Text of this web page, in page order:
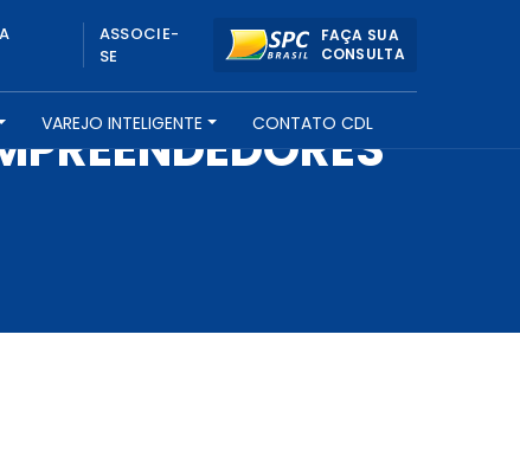
ASSOCIE-
SE
FAÇA SUA
CONSULTA
VAREJO INTELIGENTE CONTATO CDL